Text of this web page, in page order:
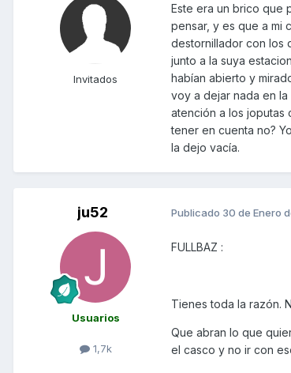
Invitados
Este era un brico que
pensar, y es que a mi
destornillador con los
junto a la suya
habían abierto y
voy a dejar nada en
atención a los joputas
tener en cuenta no?
la dejo vacía.
ju52
Usuarios
1,7k
Publicado 30 de Enero
FULLBAZ :
Tienes toda la razón.
Que abran lo que
el casco y no ir con